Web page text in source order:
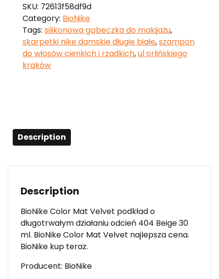
SKU: 72613f58df9d
Category: BioNike
Tags: silikonowa gąbeczka do makijażu,
skarpetki nike damskie długie białe,szampon
do włosów cienkich i rzadkich,ul orlińskiego
kraków
Description
Description
BioNike Color Mat Velvet podkład o
długotrwałym działaniu odcień 404 Beige 30
ml. BioNike Color Mat Velvet najlepsza cena.
BioNike kup teraz.
Producent: BioNike